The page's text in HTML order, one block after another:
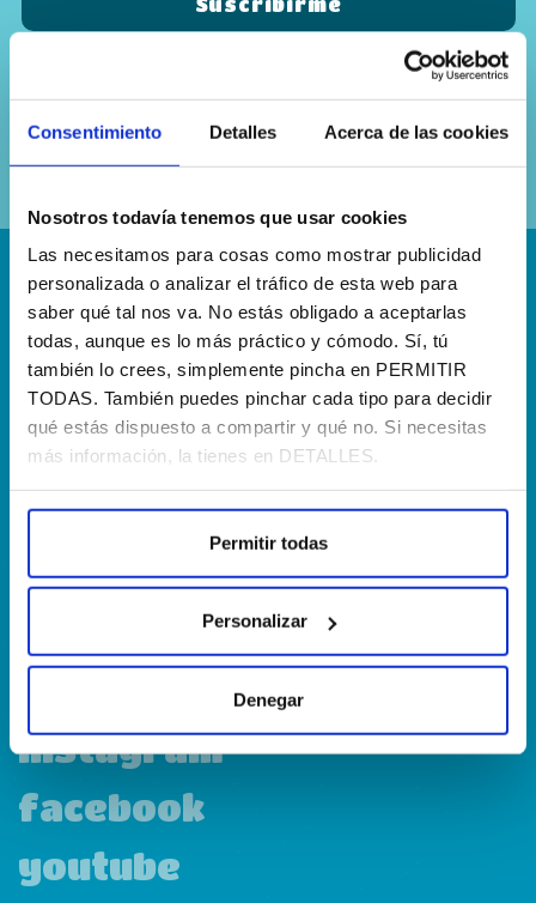
Consentimiento Detalles Acerca de las cookies
Nosotros todavía tenemos que usar cookies
Las necesitamos para cosas como mostrar publicidad
personalizada o analizar el tráfico de esta web para
saber qué tal nos va. No estás obligado a aceptarlas
todas, aunque es lo más práctico y cómodo. Sí, tú
también lo crees, simplemente pincha en PERMITIR
TODAS. También puedes pinchar cada tipo para decidir
qué estás dispuesto a compartir y qué no. Si necesitas
más información, la tienes en DETALLES.
Permitir todas
Personalizar
Denegar
política de
¡Escríbenos!
hola@agenciapisto.com
¿Hablamos?!
(+34) 910 40 46 33
¿Dónde estamos?
Calle Francia, 13 Local 12 28971 Griñón MADRID
instagram
facebook
youtube